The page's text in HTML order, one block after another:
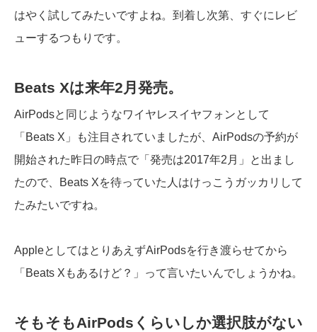
はやく試してみたいですよね。到着し次第、すぐにレビ
ューするつもりです。
Beats Xは来年2月発売。
AirPodsと同じようなワイヤレスイヤフォンとして
「Beats X」も注目されていましたが、AirPodsの予約が
開始された昨日の時点で「発売は2017年2月」と出まし
たので、Beats Xを待っていた人はけっこうガッカリして
たみたいですね。
AppleとしてはとりあえずAirPodsを行き渡らせてから
「Beats Xもあるけど？」って言いたいんでしょうかね。
そもそもAirPodsくらいしか選択肢がない